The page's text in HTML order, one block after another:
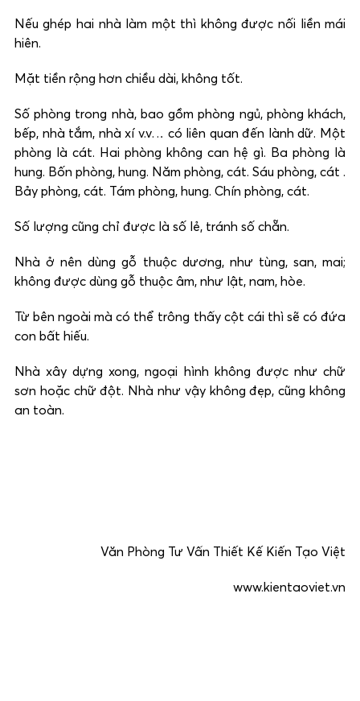
Nếu ghép hai nhà làm một thì không được nối liền mái
hiên.
Mặt tiền rộng hơn chiều dài, không tốt.
Số phòng trong nhà, bao gồm phòng ngủ, phòng khách,
bếp, nhà tắm, nhà xí v.v… có liên quan đến lành dữ. Một
phòng là cát. Hai phòng không can hệ gì. Ba phòng là
hung. Bốn phòng, hung. Năm phòng, cát. Sáu phòng, cát .
Bảy phòng, cát. Tám phòng, hung. Chín phòng, cát.
Số lượng cũng chỉ được là số lẻ, tránh số chẵn.
Nhà ở nên dùng gỗ thuộc dương, như tùng, san, mai;
không được dùng gỗ thuộc âm, như lật, nam, hòe.
Từ bên ngoài mà có thể trông thấy cột cái thì sẽ có đứa
con bất hiếu.
Nhà xây dựng xong, ngoại hình không được như chữ
sơn hoặc chữ đột. Nhà như vậy không đẹp, cũng không
an toàn.
Văn Phòng Tư Vấn Thiết Kế Kiến Tạo Việt
www.kientaoviet.vn